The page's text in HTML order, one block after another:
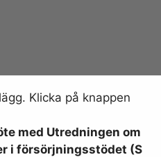
Klicka på knappen
med Utredningen om
i försörjningsstödet (S